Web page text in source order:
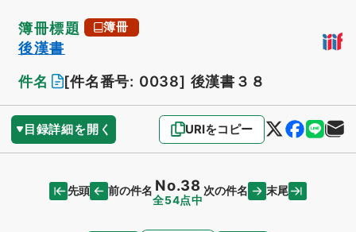
簿冊標題 簿冊
後漢書
件名
[件名番号: 0038] 後漢書３８
目録詳細を開く URIをコピー
先頭 前の件名 No.38
全54点中
次の件名 末尾